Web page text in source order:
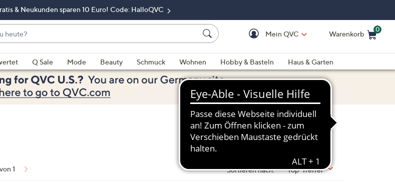
& Neukunden sparen 10 Euro! Code: HalloQVC
Mein QVC Warenkorb
0
Q Sale Mode Beauty Schmuck Wohnen Hobby & Basteln
Haus & Garten
1 Sortieren nach: Top-Treffer